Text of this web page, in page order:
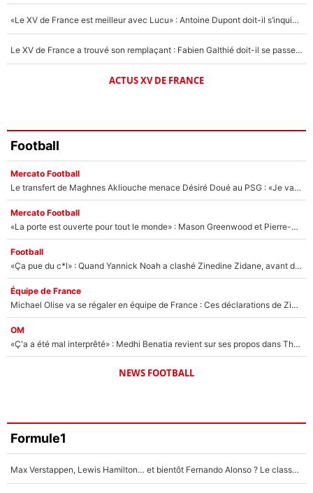
«Le XV de France est meilleur avec Lucu» : Antoine Dupont doit-il s’inquiéter pour sa place ?
Le XV de France a trouvé son remplaçant : Fabien Galthié doit-il se passer d'Antoine Dupont ?
ACTUS XV DE FRANCE
Football
Mercato Football
Le transfert de Maghnes Akliouche menace Désiré Doué au PSG : «Je valide à 200%»
Mercato Football
«La porte est ouverte pour tout le monde» : Mason Greenwood et Pierre-Emerick Aubameyang ont quitté l'OM, Amine Gouiri balance sur la suite du mercato et sur la réaction du vestiaire !
Football
«Ça pue du c*l» : Quand Yannick Noah a clashé Zinedine Zidane, avant de se faire recadrer par le nouveau sélectionneur de l'équipe de France !
Équipe de France
Michael Olise va se régaler en équipe de France : Ces déclarations de Zinedine Zidane qui prouvent qu'il va tout miser sur la star du Bayern Munich !
OM
«Ç'a a été mal interprêté» : Medhi Benatia revient sur ses propos dans The Bridge et précise ses conditions pour rejoindre le PSG !
NEWS FOOTBALL
Formule1
Max Verstappen, Lewis Hamilton… et bientôt Fernando Alonso ? Le classement des pilotes les mieux payés en Formule 1 risque de changer !